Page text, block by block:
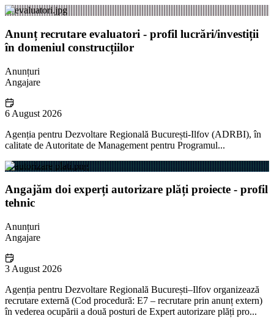
Anunț recrutare evaluatori - profil lucrări/investiții
în domeniul construcțiilor
Anunțuri
Angajare
6 August 2026
Agenția pentru Dezvoltare Regională București-Ilfov (ADRBI), în
calitate de Autoritate de Management pentru Programul...
Angajăm doi experți autorizare plăți proiecte - profil
tehnic
Anunțuri
Angajare
3 August 2026
Agenția pentru Dezvoltare Regională București–Ilfov organizează
recrutare externă (Cod procedură: E7 – recrutare prin anunț extern)
în vederea ocupării a două posturi de Expert autorizare plăți pro...